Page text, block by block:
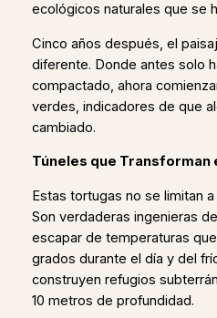
ecológicos naturales que se
Cinco años después, el
diferente. Donde antes solo
compactado, ahora
verdes, indicadores de que
cambiado.
Túneles que Transforman
Estas tortugas no se limitan
Son verdaderas ingenieras
escapar de temperaturas
grados durante el día y del
construyen refugios
10 metros de profundidad.